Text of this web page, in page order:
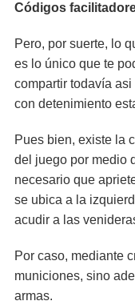
Códigos
Pero, por suerte, lo
es lo único que te
compartir todavía
con detenimiento
Pues bien, existe la
del juego por medio
necesario que
se ubica a la
acudir a las
Por caso, mediante
municiones, sino
armas.